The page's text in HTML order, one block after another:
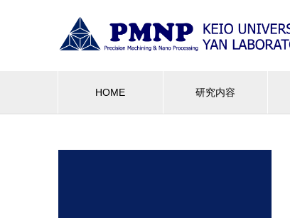
HOME 研究内容